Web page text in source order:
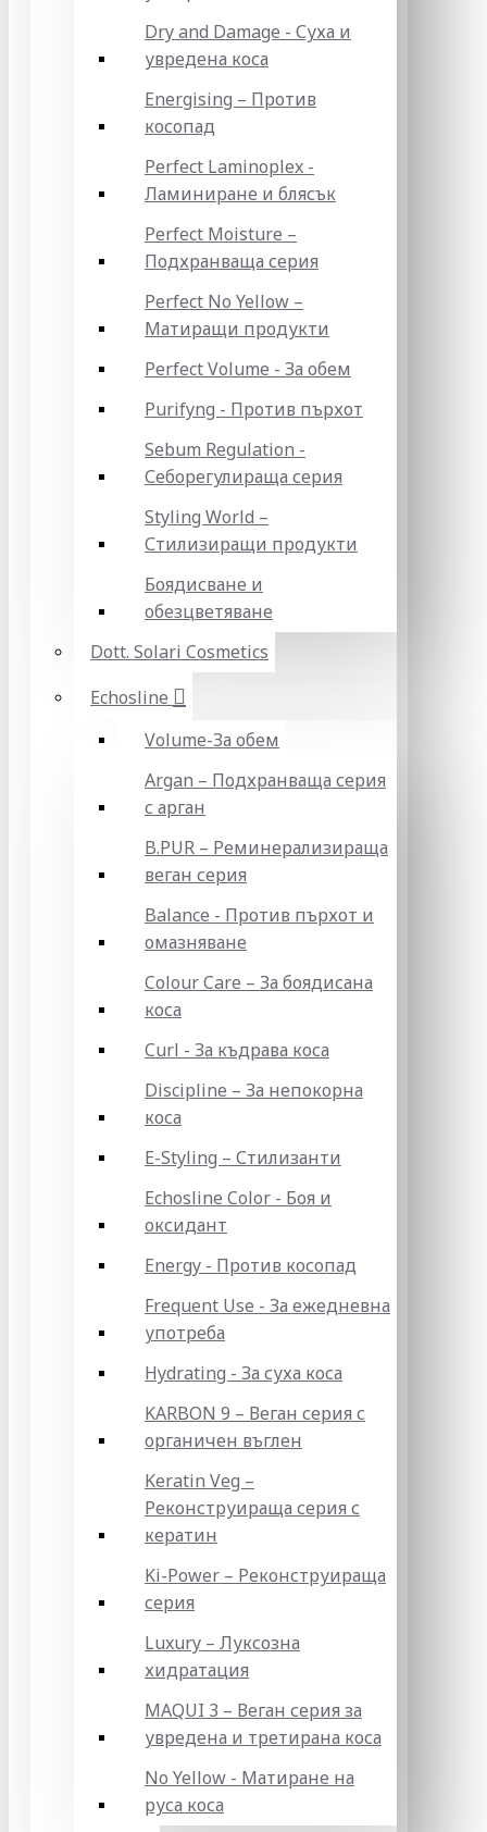
Dry and Damage - Суха и
увредена коса
Energising – Против
косопад
Perfect Laminoplex -
Ламиниране и блясък
Perfect Moisture –
Подхранваща серия
Perfect No Yellow –
Матиращи продукти
Perfect Volume - За обем
Purifyng - Против пърхот
Sebum Regulation -
Себорегулираща серия
Styling World –
Стилизиращи продукти
Боядисване и
обезцветяване
Dott. Solari Cosmetics
Echosline
Volume-За обем
Argan – Подхранваща серия
с арган
B.PUR – Реминерализираща
веган серия
Balance - Против пърхот и
омазняване
Colour Care – За боядисана
коса
Curl - За къдрава коса
Discipline – За непокорна
коса
E-Styling – Стилизанти
Echosline Color - Боя и
оксидант
Energy - Против косопад
Frequent Use - За ежедневна
употреба
Hydrating - За суха коса
KARBON 9 – Веган серия с
органичен въглен
Keratin Veg –
Реконструираща серия с
кератин
Ki-Power – Реконструираща
серия
Luxury – Луксозна
хидратация
MAQUI 3 – Веган серия за
увредена и третирана коса
No Yellow - Матиране на
руса коса